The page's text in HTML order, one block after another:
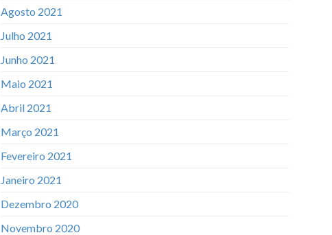
Agosto 2021
Julho 2021
Junho 2021
Maio 2021
Abril 2021
Março 2021
Fevereiro 2021
Janeiro 2021
Dezembro 2020
Novembro 2020